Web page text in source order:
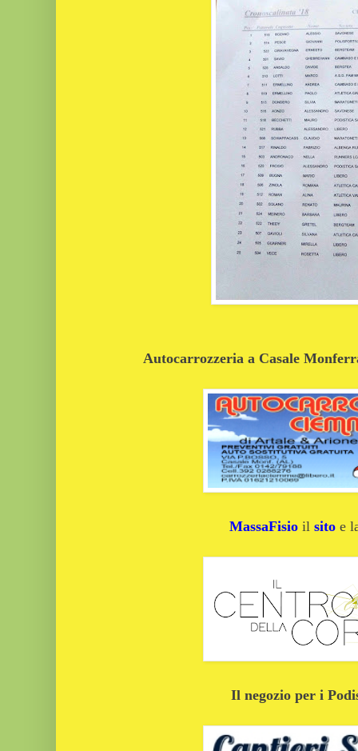
Autocarrozzeria a Casale
MassaFisio il sito e
Il negozio per i